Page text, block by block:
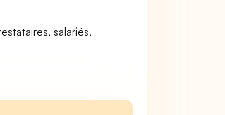
salariés,